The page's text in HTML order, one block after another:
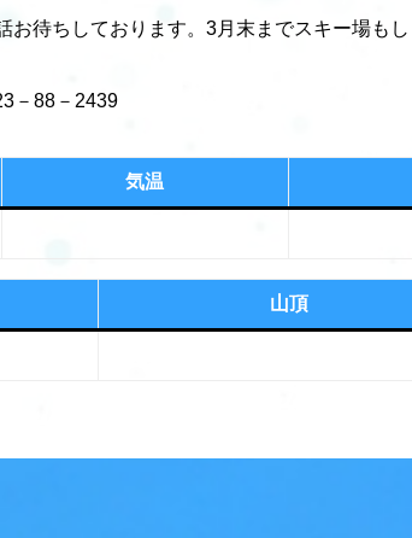
待ちしております。3月末までスキー場も
－88－2439
気温
山頂